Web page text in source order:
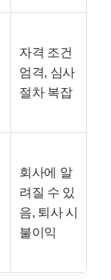
자격 조건
엄격, 심사
절차 복잡
회사에 알
려질 수 있
음, 퇴사 시
불이익